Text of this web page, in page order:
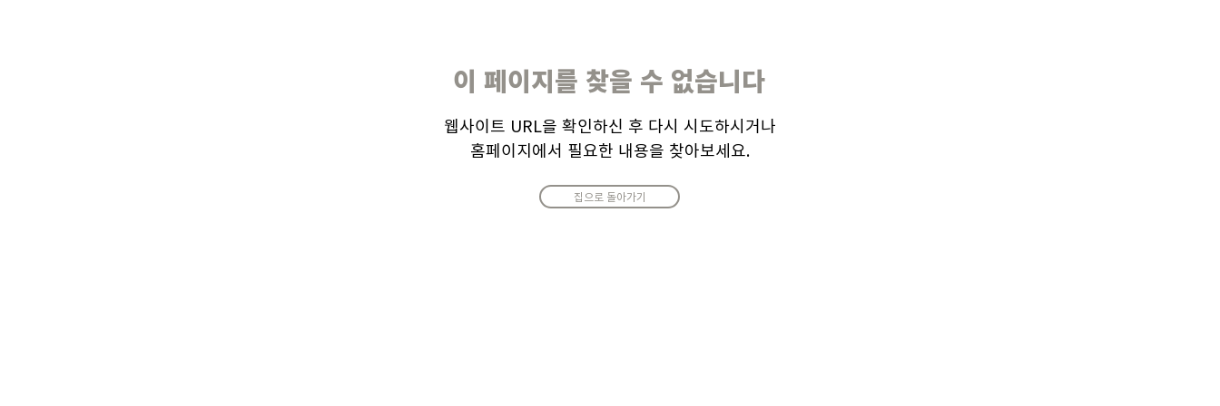
이 페이지를 찾을 수 없습니다
웹사이트 URL을 확인하신 후 다시 시도하시거나
홈페이지에서 필요한 내용을 찾아보세요.
집으로 돌아가기